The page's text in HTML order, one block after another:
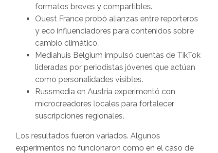
formatos breves y compartibles.
Ouest France probó alianzas entre reporteros
y eco influenciadores para contenidos sobre
cambio climático.
Mediahuis Belgium impulsó cuentas de TikTok
lideradas por periodistas jóvenes que actúan
como personalidades visibles.
Russmedia en Austria experimentó con
microcreadores locales para fortalecer
suscripciones regionales.
Los resultados fueron variados. Algunos
experimentos no funcionaron como en el caso de